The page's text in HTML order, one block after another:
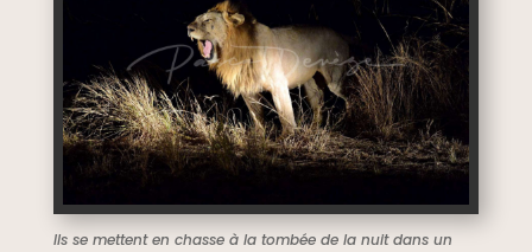
Ils se mettent en chasse à la tombée de la nuit dans un